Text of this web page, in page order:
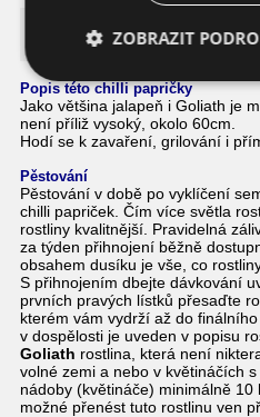
Jalapeno Goliath
Popis této chilli papričky
Jako většina jalapeň i Goliath je
není příliž vysoký, okolo 60cm.
Hodí se k zavaření, grilování i
Pěstování
Pěstování v době po vyklíčení
chilli papriček. Čím více světla
rostliny kvalitnější. Pravidelná
za týden přihnojení běžně
obsahem dusíku je vše, co
S přihnojením dbejte dávkování
prvních pravých lístků přesaďte
kterém vám vydrží až do
v dospělosti je uveden v popisu
Goliath rostlina, která není
volné zemi a nebo v květináčích
nádoby (květináče) minimálně
možné přenést tuto rostlinu ven
ZOBRAZIT